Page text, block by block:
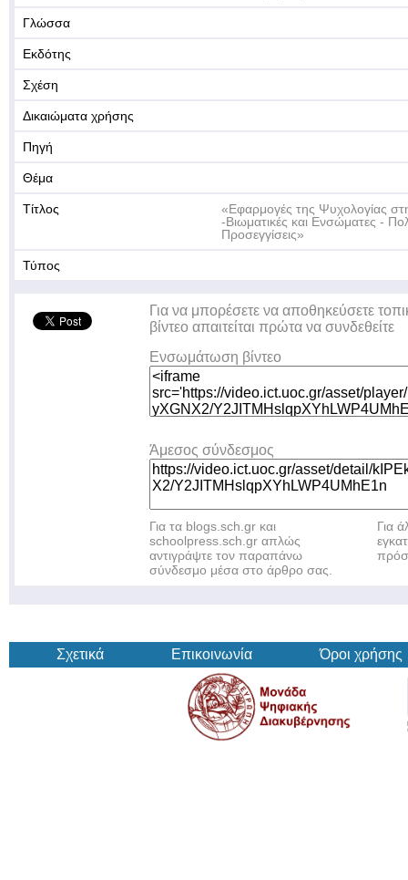
Γλώσσα
Εκδότης
Σχέση
Δικαιώματα χρήσης
Πηγή
Θέμα
Τίτλος
«Εφαρμογές της Ψυχολογίας
-Βιωματικές και Ενσώματες -
Προσεγγίσεις»
Τύπος
Για να μπορέσετε να αποθηκεύσετε
βίντεο απαιτείται πρώτα να συνδεθείτε
Ενσωμάτωση βίντεο
Άμεσος σύνδεσμος
Για τα blogs.sch.gr και
schoolpress.sch.gr απλώς
αντιγράψτε τον παραπάνω
σύνδεσμο μέσα στο άρθρο σας.
Για
Σχετικά Επικοινωνία Όροι χρήσης